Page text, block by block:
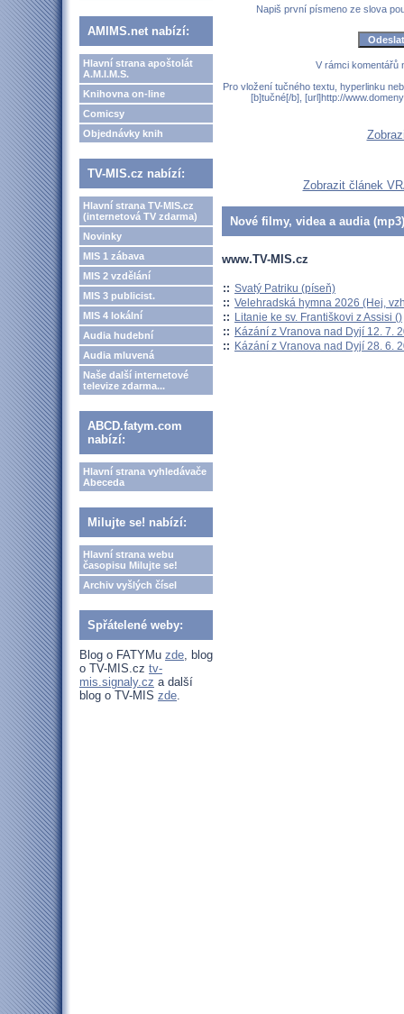
AMIMS.net nabízí:
Hlavní strana apoštolát
A.M.I.M.S.
Knihovna on-line
Comicsy
Objednávky knih
TV-MIS.cz nabízí:
Hlavní strana TV-MIS.cz
(internetová TV zdarma)
Novinky
MIS 1 zábava
MIS 2 vzdělání
MIS 3 publicist.
MIS 4 lokální
Audia hudební
Audia mluvená
Naše další internetové
televize zdarma...
ABCD.fatym.com
nabízí:
Hlavní strana vyhledávače
Abeceda
Milujte se! nabízí:
Hlavní strana webu
časopisu Milujte se!
Archiv vyšlých čísel
Spřátelené weby:
Blog o FATYMu zde, blog
o TV-MIS.cz tv-
mis.signaly.cz a další
blog o TV-MIS zde.
Napiš první písmeno ze slova
V rámci komentářů
Pro vložení tučného textu, hyperlinku
[b]tučné[/b], [url]http://
Zobrazit článek
Nové filmy, videa a audia
www.TV-MIS.cz
:: Svatý Patriku (píseň)
:: Velehradská hymna 2026 (Hej,
:: Litanie ke sv. Františkovi z Assisi ()
:: Kázání z Vranova nad Dyjí 12. 7.
:: Kázání z Vranova nad Dyjí 28. 6.